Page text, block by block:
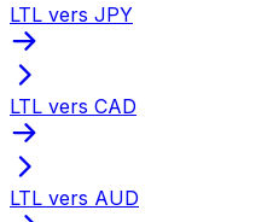
LTL vers JPY
LTL vers CAD
LTL vers AUD